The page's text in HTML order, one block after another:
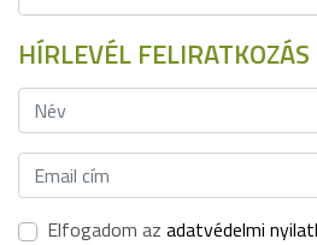
HÍRLEVÉL FELIRATKOZÁS
Elfogadom az adatvédelmi